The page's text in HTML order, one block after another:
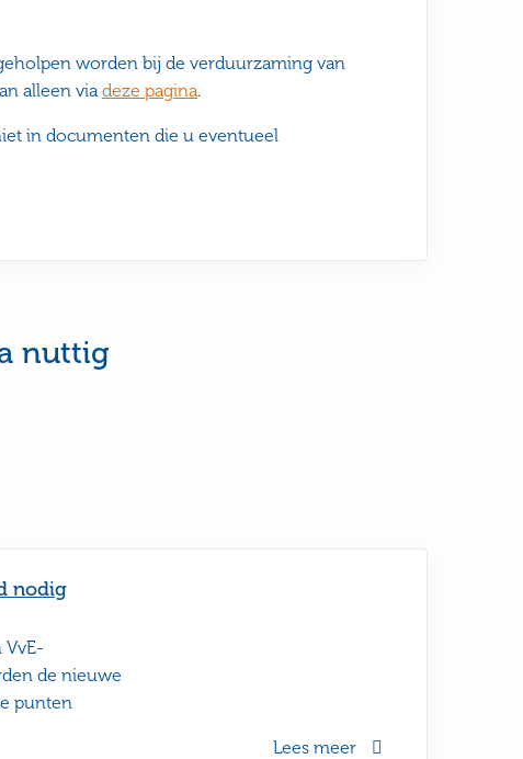
worden bij de verduurzaming van
alleen viadeze pagina.
in documenten die u eventueel
nuttig
nodig
VvE-
de nieuwe
punten
Lees meer